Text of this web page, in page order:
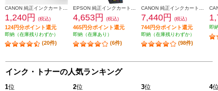
1,240円 (税込)
124円分ポイント還元
即納（在庫残りわずか）
(20件)
4,653円 (税込)
465円分ポイント還元
即納（在庫あり）
(6件)
7,440円 (税込)
744円分ポイント還元
即納（在庫残りわずか）
(98件)
即
インク・トナーの人気ランキング
1位 2位 3位 4